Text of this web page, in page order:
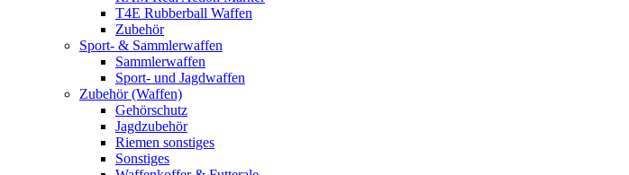
T4E Rubberball Waffen
Zubehör
Sport- & Sammlerwaffen
Sammlerwaffen
Sport- und Jagdwaffen
Zubehör (Waffen)
Gehörschutz
Jagdzubehör
Riemen sonstiges
Sonstiges